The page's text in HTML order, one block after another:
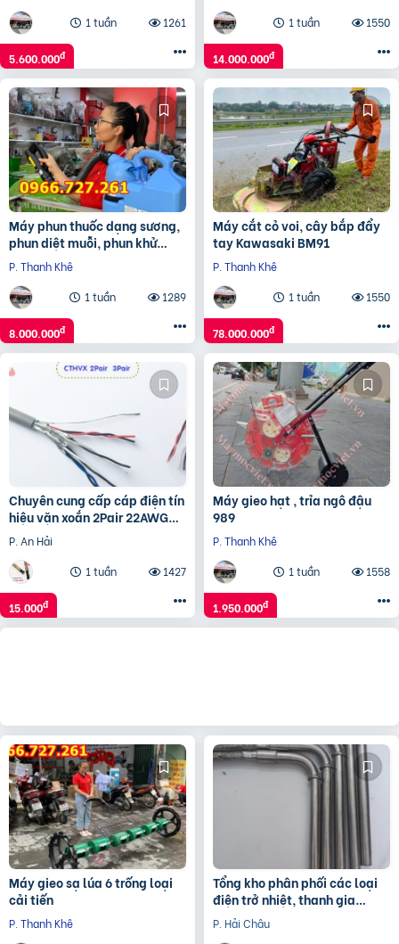
1 tuần
1261
5.600.000đ
1 tuần
1550
14.000.000đ
Máy phun thuốc dạng sương,
phun diệt muỗi, phun khử
trùng ULV Germi 7L
P. Thanh Khê
1 tuần
1289
8.000.000đ
Máy cắt cỏ voi, cây bắp đẩy
tay Kawasaki BM91
P. Thanh Khê
1 tuần
1550
78.000.000đ
Chuyên cung cấp cáp điện tín
hiệu vặn xoắn 2Pair 22AWG
chính hãng
P. An Hải
1 tuần
1427
15.000đ
Máy gieo hạt , trỉa ngô đậu
989
P. Thanh Khê
1 tuần
1558
1.950.000đ
Máy gieo sạ lúa 6 trống loại
cải tiến
P. Thanh Khê
Tổng kho phân phối các loại
điện trở nhiệt, thanh gia
nhiệt, vòng gia nhiệt.
P. Hải Châu